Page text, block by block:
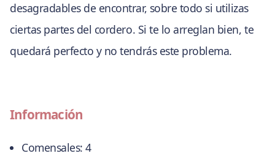
desagradables de encontrar, sobre todo si utilizas
ciertas partes del cordero. Si te lo arreglan bien, te
quedará perfecto y no tendrás este problema.
Información
Comensales: 4